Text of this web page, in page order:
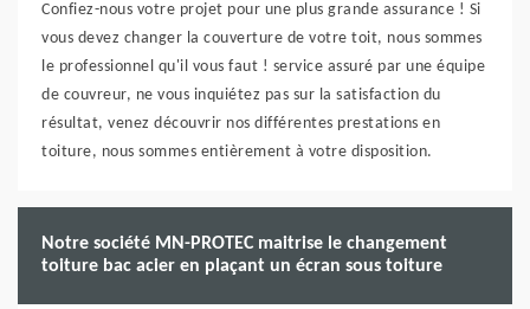
Confiez-nous votre projet pour une plus grande assurance ! Si
vous devez changer la couverture de votre toit, nous sommes
le professionnel qu'il vous faut ! service assuré par une équipe
de couvreur, ne vous inquiétez pas sur la satisfaction du
résultat, venez découvrir nos différentes prestations en
toiture, nous sommes entièrement à votre disposition.
Notre société MN-PROTEC maitrise le changement
toiture bac acier en plaçant un écran sous toiture